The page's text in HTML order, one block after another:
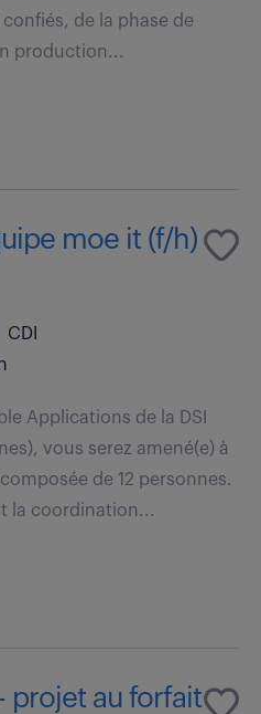
de la phase de
production...
moe it (f/h)
CDI
Applications de la DSI
vous serez amené(e) à
de 12 personnes.
la coordination...
projet au forfait